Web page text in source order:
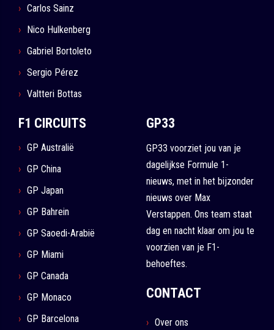
Carlos Sainz
Nico Hulkenberg
Gabriel Bortoleto
Sergio Pérez
Valtteri Bottas
F1 CIRCUITS
GP Australië
GP China
GP Japan
GP Bahrein
GP Saoedi-Arabië
GP Miami
GP Canada
GP Monaco
GP Barcelona
GP33
GP33 voorziet jou van je
dagelijkse Formule 1-
nieuws, met in het bijzonder
nieuws over Max
Verstappen. Ons team staat
dag en nacht klaar om jou te
voorzien van je F1-
behoeftes.
CONTACT
Over ons